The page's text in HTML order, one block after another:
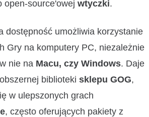
open-source'owej wtyczki.
dostępność umożliwia korzystanie
Gry na komputery PC, niezależnie
nie na Macu, czy Windows. Daje
biblioteki sklepu GOG,
w ulepszonych grach
, często oferujących pakiety z